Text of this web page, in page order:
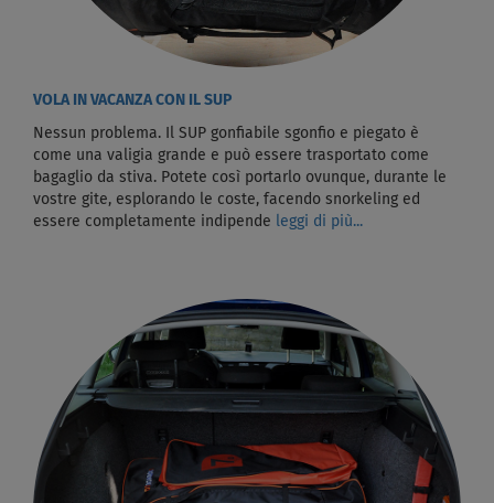
VOLA IN VACANZA CON IL SUP
Nessun problema. Il SUP gonfiabile sgonfio e piegato è
come una valigia grande e può essere trasportato come
bagaglio da stiva. Potete così portarlo ovunque, durante le
vostre gite, esplorando le coste, facendo snorkeling ed
essere completamente indipende
leggi di più...